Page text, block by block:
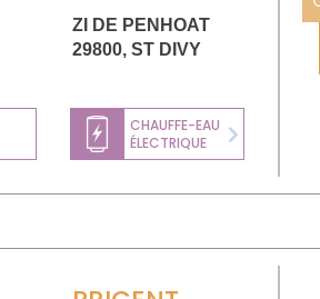
ZI DE PENHOAT
29800,ST DIVY
CHAUFFE-EAU
ÉLECTRIQUE
Next